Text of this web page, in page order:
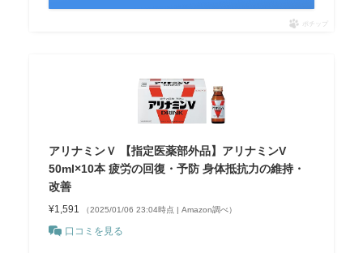
ポチップ
アリナミンＶ 【指定医薬部外品】アリナミンV
50ml×10本 疲労の回復・予防 身体抵抗力の維持・
改善
¥1,591 （2025/01/06 23:04時点 | Amazon調べ）
口コミを見る